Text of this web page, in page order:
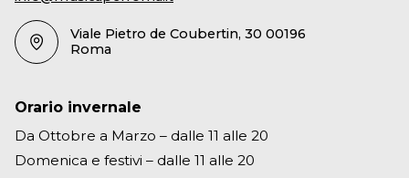
Viale Pietro de Coubertin, 30 00196
Roma
Orario invernale
Da Ottobre a Marzo – dalle 11 alle 20
Domenica e festivi – dalle 11 alle 20